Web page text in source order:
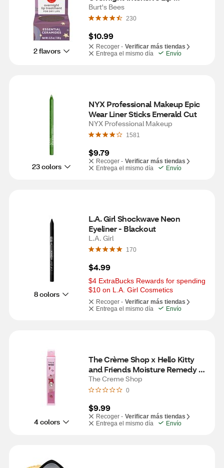
2 flavors
Treatment, Ultra-Conditioning
Lip Care - 0.25 OZ
Burt's Bees
230
$10.99
Recoger - Verificar más tiendas
Entrega el mismo día
Envío
23 colors
NYX Professional Makeup Epic
Wear Liner Sticks Emerald Cut
NYX Professional Makeup
1581
$9.79
Recoger - Verificar más tiendas
Entrega el mismo día
Envío
8 colors
L.A. Girl Shockwave Neon
Eyeliner - Blackout
L.A. Girl
170
$4.99
$4 ExtraBucks Rewards for spending
$10 on L.A. Girl Cosmetics
Recoger - Verificar más tiendas
Entrega el mismo día
Envío
4 colors
The Crème Shop x Hello Kitty
and Friends Moisture Remedy
Lip Balm, Strawberry
The Creme Shop
0
$9.99
Recoger - Verificar más tiendas
Entrega el mismo día
Envío